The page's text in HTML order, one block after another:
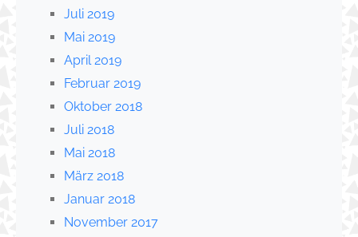
Juli 2019
Mai 2019
April 2019
Februar 2019
Oktober 2018
Juli 2018
Mai 2018
März 2018
Januar 2018
November 2017